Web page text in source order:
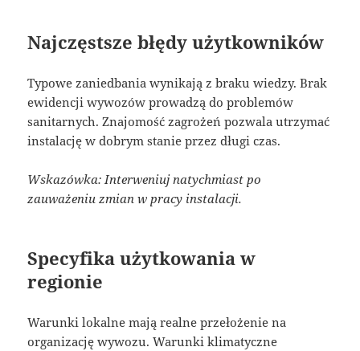
Najczęstsze błędy użytkowników
Typowe zaniedbania wynikają z braku wiedzy. Brak
ewidencji wywozów prowadzą do problemów
sanitarnych. Znajomość zagrożeń pozwala utrzymać
instalację w dobrym stanie przez długi czas.
Wskazówka: Interweniuj natychmiast po
zauważeniu zmian w pracy instalacji.
Specyfika użytkowania w
regionie
Warunki lokalne mają realne przełożenie na
organizację wywozu. Warunki klimatyczne